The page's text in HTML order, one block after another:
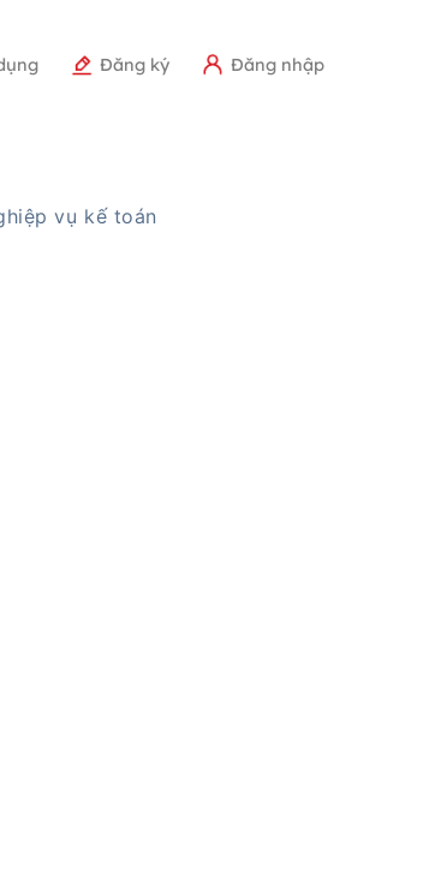
Đăng ký Đăng nhập
vụ kế toán